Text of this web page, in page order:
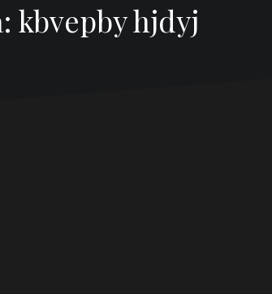
kbvepby hjdyj